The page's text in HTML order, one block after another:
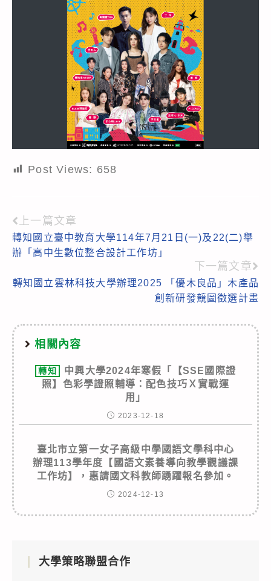
Post Views: 658
Read
more
上一篇文章
轉知國立臺中教育大學114年7月21日(一)及22(二)舉
辦「高中生數位整合設計工作坊」
下一篇文章
轉知國立雲林科技大學辦理2025 「優木良品」木產品
創新研發競圖徵選計畫
相關內容
轉知
中興大學2024年寒假「【SSE國際證
照】色彩學證照輔導：配色技巧Ｘ實戰運
用」
2023-12-18
臺北市立第一女子高級中學國語文學科中心
辦理113學年度【國語文素養導向教學觀議課
工作坊】，惠請國文科教師踴躍報名參加。
2024-12-13
大學策略聯盟合作